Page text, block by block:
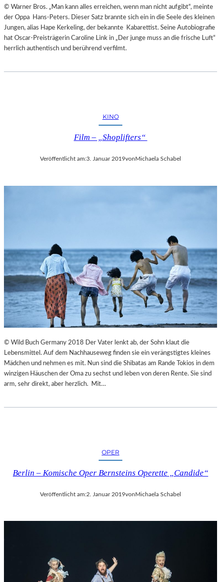
© Warner Bros. „Man kann alles erreichen, wenn man nicht aufgibt“, meinte
der Oppa Hans-Peters. Dieser Satz brannte sich ein in die Seele des kleinen
Jungen, alias Hape Kerkeling, der bekannte Kabarettist. Seine Autobiografie
hat Oscar-Preisträgerin Caroline Link in „Der junge muss an die frische Luft“
herrlich authentisch und berührend verfilmt.
KINO
Film – „Shoplifters“
Veröffentlicht am:3. Januar 2019von Michaela Schabel
© Wild Buch Germany 2018 Der Vater lenkt ab, der Sohn klaut die
Lebensmittel. Auf dem Nachhauseweg finden sie ein verängstigtes kleines
Mädchen und nehmen es mit. Nun sind die Shibatas am Rande Tokios in dem
winzigen Häuschen der Oma zu sechst und leben von deren Rente. Sie sind
arm, sehr direkt, aber herzlich. Mit…
OPER
Berlin – Komische Oper Bernsteins Operette „Candide“
Veröffentlicht am:2. Januar 2019vonMichaela Schabel